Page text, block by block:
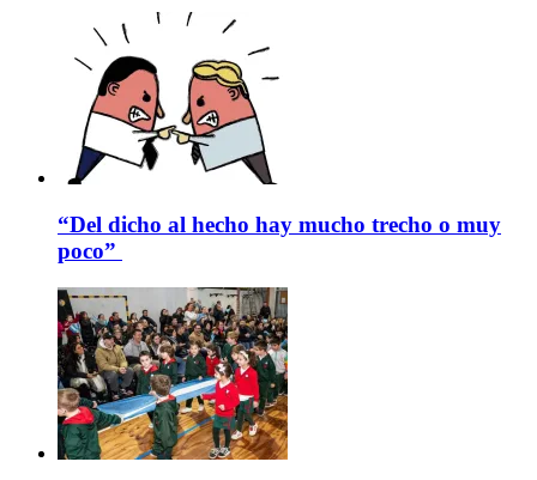
“Del dicho al hecho hay mucho trecho o muy
poco”